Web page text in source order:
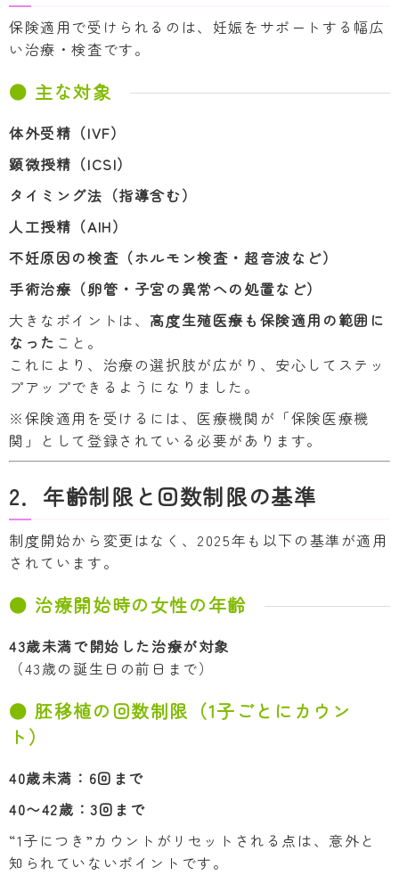
保険適用で受けられるのは、妊娠をサポートする幅広
い治療・検査です。
● 主な対象
体外受精（IVF）
顕微授精（ICSI）
タイミング法（指導含む）
人工授精（AIH）
不妊原因の検査（ホルモン検査・超音波など）
手術治療（卵管・子宮の異常への処置など）
大きなポイントは、 高度生殖医療も保険適用の範囲に
なった こと。
これにより、治療の選択肢が広がり、安心してステッ
プアップできるようになりました。
※保険適用を受けるには、医療機関が「保険医療機
関」として登録されている必要があります。
2．年齢制限と回数制限の基準
制度開始から変更はなく、2025年も以下の基準が適用
されています。
● 治療開始時の女性の年齢
43歳未満で開始した治療が対象
（43歳の誕生日の前日まで）
● 胚移植の回数制限（1子ごとにカウン
ト）
40歳未満：6回まで
40〜42歳：3回まで
“1子につき”カウントがリセットされる点は、意外と
知られていないポイントです。